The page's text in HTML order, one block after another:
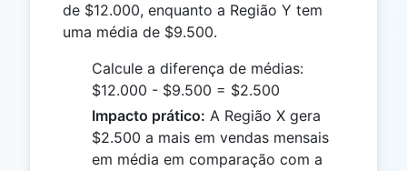
de $12.000, enquanto a Região Y tem
uma média de $9.500.
Calcule a diferença de médias:
$12.000 - $9.500 = $2.500
Impacto prático: A Região X gera
$2.500 a mais em vendas mensais
em média em comparação com a